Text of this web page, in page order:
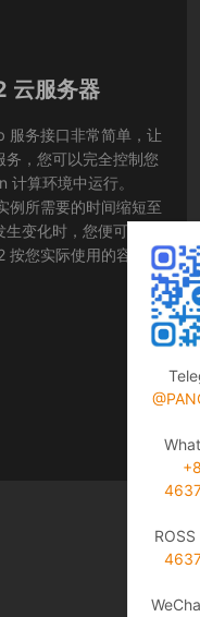
云服务器
服务接口非常简单，让
，您可以完全控制您
算环境中运行。
例所需要的时间缩短至
变化时，您便可以快
按您实际使用的容量收
EC2 云服务器还为
以及排除常见故障情况